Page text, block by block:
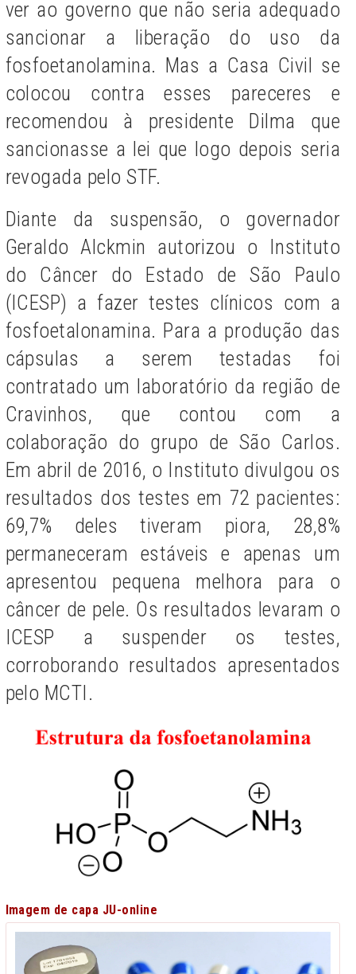
ver ao governo que não seria adequado
sancionar a liberação do uso da
fosfoetanolamina. Mas a Casa Civil se
colocou contra esses pareceres e
recomendou à presidente Dilma que
sancionasse a lei que logo depois seria
revogada pelo STF.
Diante da suspensão, o governador
Geraldo Alckmin autorizou o Instituto
do Câncer do Estado de São Paulo
(ICESP) a fazer testes clínicos com a
fosfoetalonamina. Para a produção das
cápsulas a serem testadas foi
contratado um laboratório da região de
Cravinhos, que contou com a
colaboração do grupo de São Carlos.
Em abril de 2016, o Instituto divulgou os
resultados dos testes em 72 pacientes:
69,7% deles tiveram piora, 28,8%
permaneceram estáveis e apenas um
apresentou pequena melhora para o
câncer de pele. Os resultados levaram o
ICESP a suspender os testes,
corroborando resultados apresentados
pelo MCTI.
Imagem de capa JU-online